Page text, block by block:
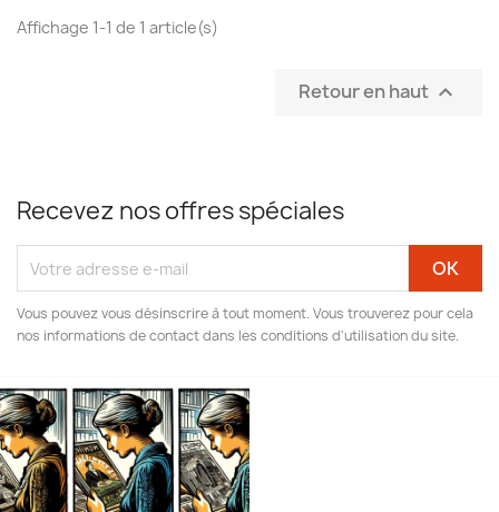
Affichage 1-1 de 1 article(s)
Retour en haut 
Recevez nos offres spéciales
Vous pouvez vous désinscrire à tout moment. Vous trouverez pour cela
nos informations de contact dans les conditions d'utilisation du site.